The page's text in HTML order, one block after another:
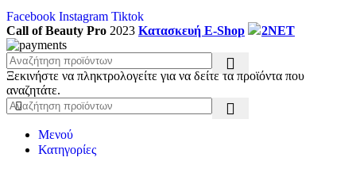
Facebook Instagram Tiktok
Call of Beauty Pro 2023 Κατασκευή E-Shop 2NET
Ξεκινήστε να πληκτρολογείτε για να δείτε τα προϊόντα που
αναζητάτε.
Μενού
Κατηγορίες